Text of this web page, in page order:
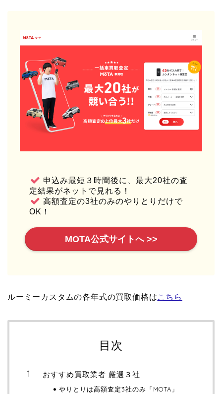
申込み最短３時間後に、最大20社の査
定結果がネットで見れる！
高額査定の3社のみのやりとりだけで
OK！
MOTA公式サイトへ >>
ルーミーカスタムの各年式の買取価格はこちら
目次
おすすめ買取業者 厳選３社
やりとりは高額査定3社のみ「MOTA」